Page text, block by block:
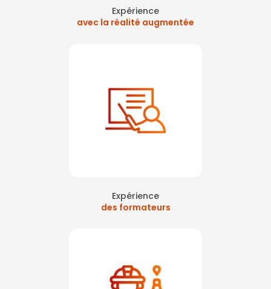
Expérience
avec la réalité augmentée
Expérience
des formateurs